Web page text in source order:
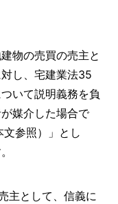
物の売買の売主と
し、宅建業法35
いて説明義務を負
媒介した場合で
参照）」とし
主として、信義に